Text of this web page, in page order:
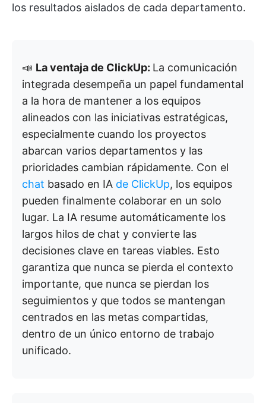
los resultados aislados de cada departamento.
📣 La ventaja de ClickUp: La comunicación
integrada desempeña un papel fundamental
a la hora de mantener a los equipos
alineados con las iniciativas estratégicas,
especialmente cuando los proyectos
abarcan varios departamentos y las
prioridades cambian rápidamente. Con el
chat basado en IA de ClickUp, los equipos
pueden finalmente colaborar en un solo
lugar. La IA resume automáticamente los
largos hilos de chat y convierte las
decisiones clave en tareas viables. Esto
garantiza que nunca se pierda el contexto
importante, que nunca se pierdan los
seguimientos y que todos se mantengan
centrados en las metas compartidas,
dentro de un único entorno de trabajo
unificado.